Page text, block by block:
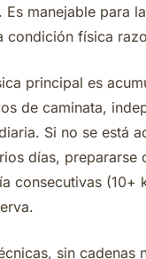
Es manejable para
condición física
principal es
de caminata,
Si no se está
días, prepararse
consecutivas (10+
sin cadenas